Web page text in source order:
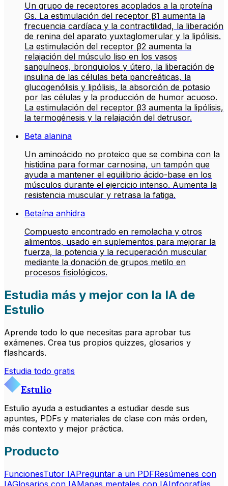
Un grupo de receptores acoplados a la proteína
Gs. La estimulación del receptor β1 aumenta la
frecuencia cardíaca y la contractilidad, la liberación
de renina del aparato yuxtaglomerular y la lipólisis.
La estimulación del receptor β2 aumenta la
relajación del músculo liso en los vasos
sanguíneos, bronquiolos y útero, la liberación de
insulina de las células beta pancreáticas, la
glucogenólisis y lipólisis, la absorción de potasio
por las células y la producción de humor acuoso.
La estimulación del receptor β3 aumenta la lipólisis,
la termogénesis y la relajación del detrusor.
Beta alanina
Un aminoácido no proteico que se combina con la
histidina para formar carnosina, un tampón que
ayuda a mantener el equilibrio ácido-base en los
músculos durante el ejercicio intenso. Aumenta la
resistencia muscular y retrasa la fatiga.
Betaína anhidra
Compuesto encontrado en remolacha y otros
alimentos, usado en suplementos para mejorar la
fuerza, la potencia y la recuperación muscular
mediante la donación de grupos metilo en
procesos fisiológicos.
Estudia más y mejor con la IA de
Estulio
Aprende todo lo que necesitas para aprobar tus
exámenes. Crea tus propios quizzes, glosarios y
flashcards.
Estudia todo gratis
Estulio
Estulio ayuda a estudiantes a estudiar desde sus
apuntes, PDFs y materiales de clase con más orden,
más contexto y mejor práctica.
Producto
FuncionesTutor IAPreguntar a un PDFResúmenes con
IAGlosarios con IAMapas mentales con IAInfografías